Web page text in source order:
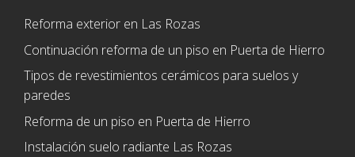
Reforma exterior en Las Rozas
Continuación reforma de un piso en Puerta de Hierro
Tipos de revestimientos cerámicos para suelos y
paredes
Reforma de un piso en Puerta de Hierro
Instalación suelo radiante Las Rozas